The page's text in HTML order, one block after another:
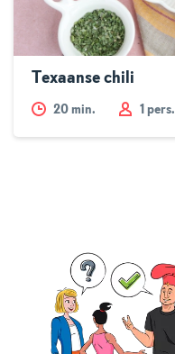
Texaanse chili
20 min. 1 pers.